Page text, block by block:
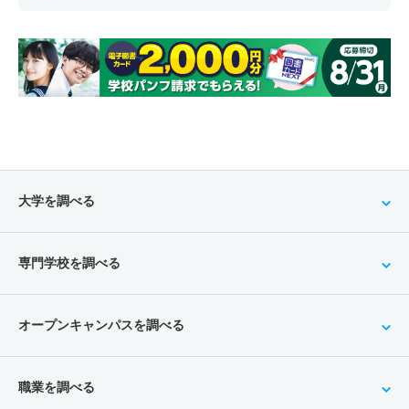
大学を調べる
専門学校を調べる
オープンキャンパスを調べる
職業を調べる